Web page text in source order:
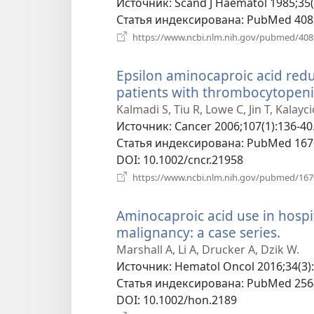
Источник‎: Scand J Haematol
Статья индексирована‎: PubMed
https://www.ncbi.nlm.nih.gov/pubmed/
Epsilon aminocaproic acid
patients with
Kalmadi S, Tiu R, Lowe C, Jin T,
Источник‎: Cancer 2006;107(1):136-40.
Статья индексирована‎: PubMed
DOI‎: 10.1002/cncr.21958
https://www.ncbi.nlm.nih.gov/pubmed/
Aminocaproic acid use in
malignancy: a case series.
в
окне)
Marshall A, Li A, Drucker A, Dzik W.
Источник‎: Hematol Oncol
Статья индексирована‎: PubMed
DOI‎: 10.1002/hon.2189